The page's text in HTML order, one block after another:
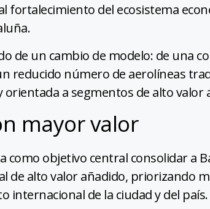
fortalecimiento del ecosistema
de un cambio de modelo: de una
reducido número de aerolíneas
a segmentos de alto valor
mayor valor
como objetivo central consolidar a
de alto valor añadido, priorizando
internacional de la ciudad y del país.